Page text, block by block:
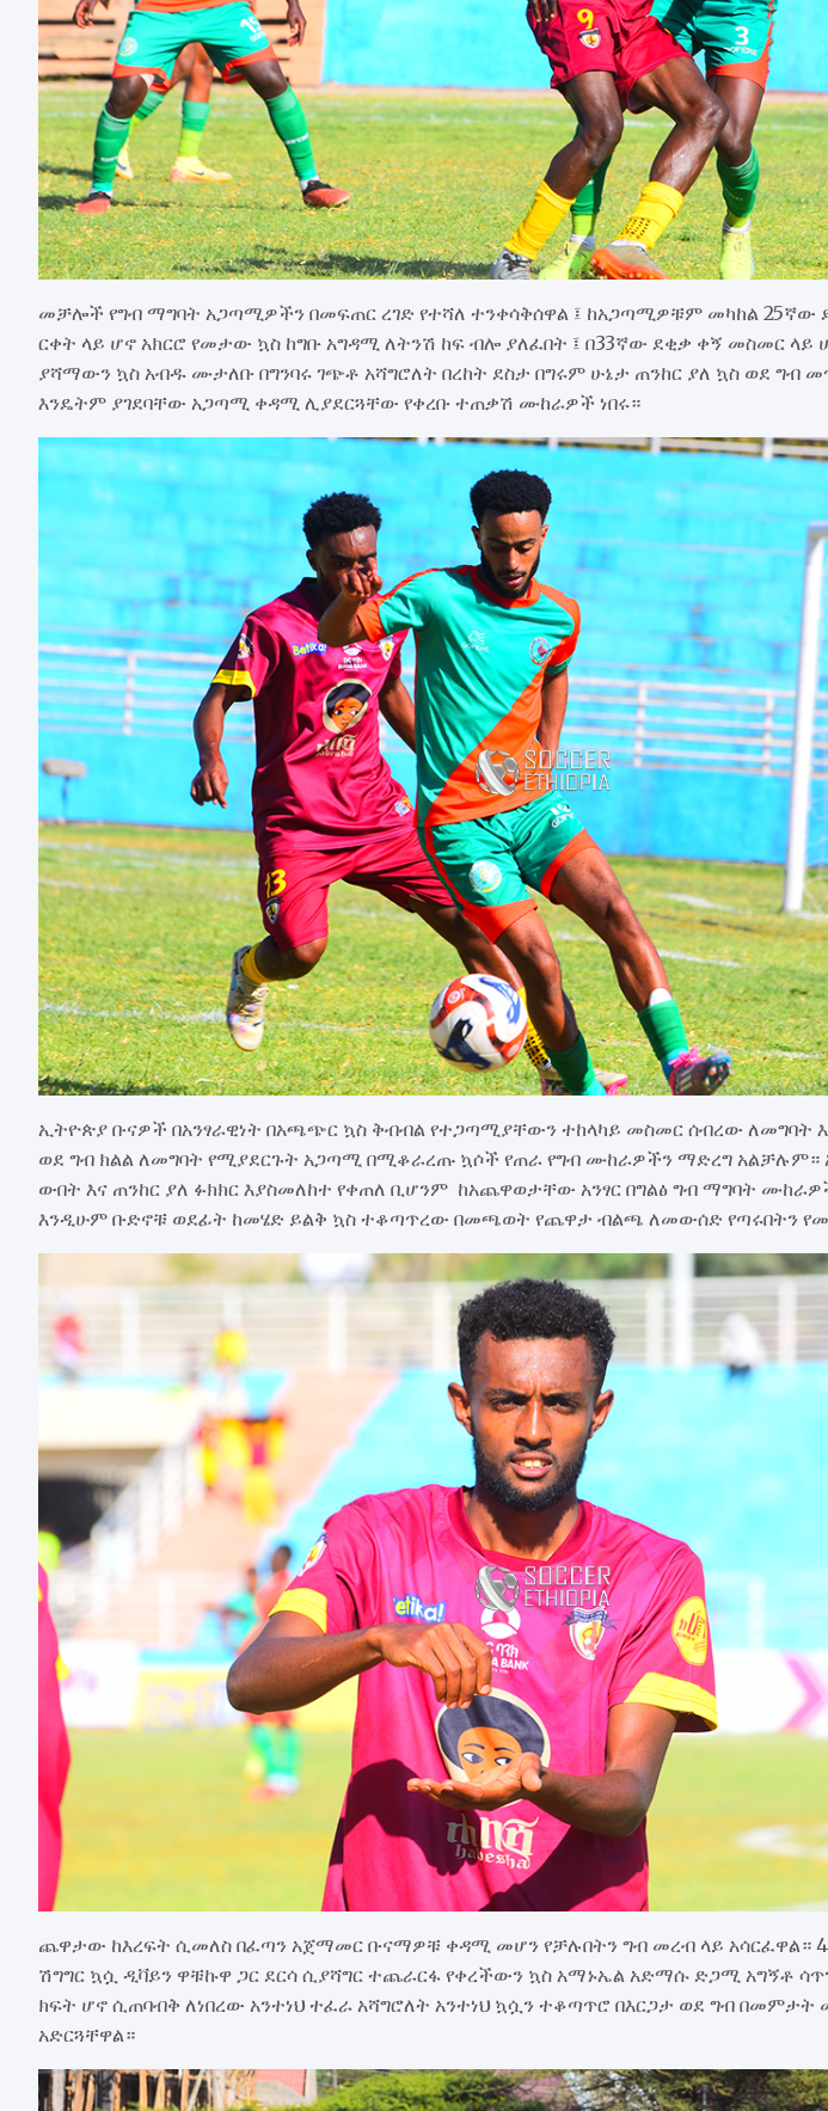
መቻሎች የግብ ማግባት አጋጣሚዎችን በመፍጠር ረገድ የተሻለ ተንቀሳቅሰዋል ፤ ከአጋጣሚዎቹም መካከል 25ኛው
ርቀት ላይ ሆኖ አክርሮ የመታው ኳስ ከግቡ አግዳሚ ለትንሽ ከፍ ብሎ ያለፈበት ፤ በ33ኛው ደቂቃ ቀኝ መስመር ላይ
ያሻማውን ኳስ አብዱ ሙታለቡ በግንባሩ ገጭቶ አሻግሮለት በረከት ደስታ በግሩም ሁኔታ ጠንከር ያለ ኳስ ወደ ግብ
እንዴትም ያገደባቸው አጋጣሚ ቀዳሚ ሊያደርጓቸው የቀረቡ ተጠቃሽ ሙከራዎች ነበሩ።
ኢትዮጵያ ቡናዎች በአንፃራዊነት በአጫጭር ኳስ ቅብብል የተጋጣሚያቸውን ተከላካይ መስመር ሰብረው ለመግባት
ወደ ግብ ክልል ለመግባት የሚያደርጉት አጋጣሚ በሚቆራረጡ ኳሶች የጠራ የግብ ሙከራዎችን ማድረግ አልቻሉም።
ውበት እና ጠንከር ያለ ፉክክር እያስመለከተ የቀጠለ ቢሆንም ከአጨዋወታቸው አንፃር በግልፅ ግብ ማግባት
እንዲሁም ቡድኖቹ ወደፊት ከመሄድ ይልቅ ኳስ ተቆጣጥረው በመጫወት የጨዋታ ብልጫ ለመውሰድ የጣሩበትን
ጨዋታው ከእረፍት ሲመለስ በፈጣን አጀማመር ቡናማዎቹ ቀዳሚ መሆን የቻሉበትን ግብ መረብ ላይ አሳርፈዋል።
ሽግግር ኳሷ ዲቫይን ዋቹኩዋ ጋር ደርሳ ሲያሻግር ተጨራርፋ የቀረችውን ኳስ አማኑኤል አድማሱ ድጋሚ አግኝቶ
ክፍት ሆኖ ሲጠባብቅ ለነበረው አንተነህ ተፈራ አሻግሮለት አንተነህ ኳሷን ተቆጣጥሮ በእርጋታ ወደ ግብ በመምታት
አድርጓቸዋል።